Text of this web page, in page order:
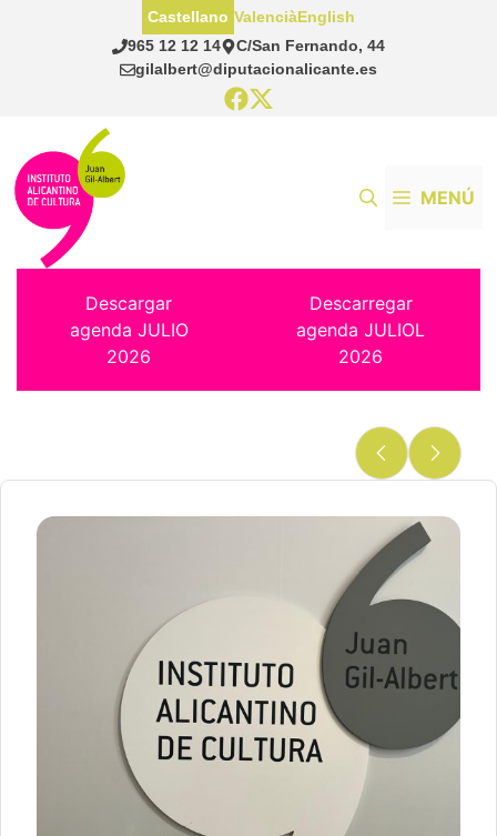
965 12 12 14
C/San Fernando, 44
gilalbert@diputacionalicante.es
Castellano ValenciàEnglish
MENÚ
Descargar
agenda JULIO
2026
Descarregar
agenda JULIOL
2026